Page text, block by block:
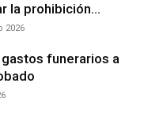
la prohibición...
2026
funerarios a